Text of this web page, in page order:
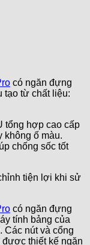
có ngăn đựng
tạo từ chất liệu:
tổng hợp cao cấp
không ố màu.
chống sốc tốt
tiện lợi khi sử
có ngăn đựng
tính bảng của
Các nút và cổng
được thiết kế ngăn